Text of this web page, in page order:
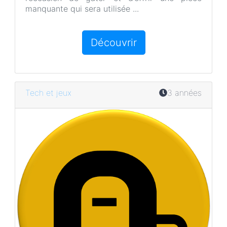
manquante qui sera utilisée ...
Découvrir
Tech et jeux 3 années